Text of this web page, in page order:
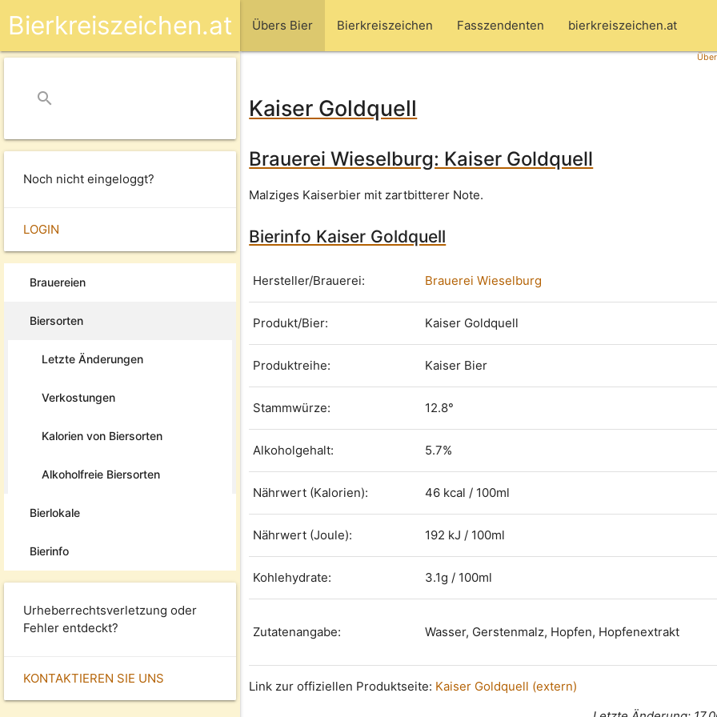
Übers Bier Bierkreiszeichen Fasszendenten bierkreiszeichen.at
Bierkreiszeichen.at
search
Noch nicht eingeloggt?
LOGIN
Brauereien
Biersorten
Letzte Änderungen
Verkostungen
Kalorien von Biersorten
Alkoholfreie Biersorten
Bierlokale
Bierinfo
Urheberrechtsverletzung oder
Fehler entdeckt?
KONTAKTIEREN SIE UNS
Kaiser Goldquell
Brauerei Wieselburg: Kaiser Goldquell
Malziges Kaiserbier mit zartbitterer Note.
Bierinfo Kaiser Goldquell
Hersteller/Brauerei: Brauerei Wieselburg
Produkt/Bier: Kaiser Goldquell
Produktreihe: Kaiser Bier
Stammwürze: 12.8°
Alkoholgehalt: 5.7%
Nährwert (Kalorien): 46 kcal / 100ml
Nährwert (Joule): 192 kJ / 100ml
Kohlehydrate: 3.1g / 100ml
Zutatenangabe: Wasser, Gerstenmalz, Hopfen, Hopfenextrakt
Link zur offiziellen Produktseite: Kaiser Goldquell (extern)